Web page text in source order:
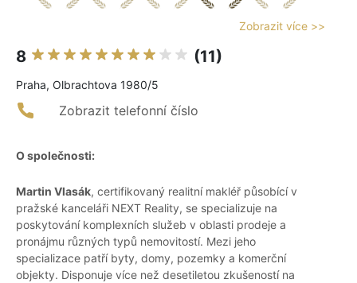
Zobrazit více >>
8 (11)
Praha, Olbrachtova 1980/5
Zobrazit telefonní číslo
O společnosti:
Martin Vlasák, certifikovaný realitní makléř působící v
pražské kanceláři NEXT Reality, se specializuje na
poskytování komplexních služeb v oblasti prodeje a
pronájmu různých typů nemovitostí. Mezi jeho
specializace patří byty, domy, pozemky a komerční
objekty. Disponuje více než desetiletou zkušeností na